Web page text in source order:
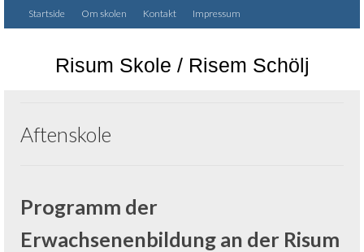
Startside Om skolen Kontakt Impressum
Risum Skole / Risem Schölj
Aftenskole
Programm der
Erwachsenenbildung an der Risum